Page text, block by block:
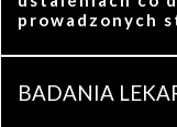
prowadzonych
BADANIA